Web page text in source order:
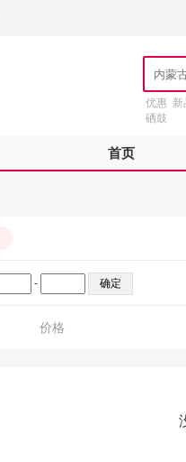
优惠 新
硒鼓
首页
-
价格